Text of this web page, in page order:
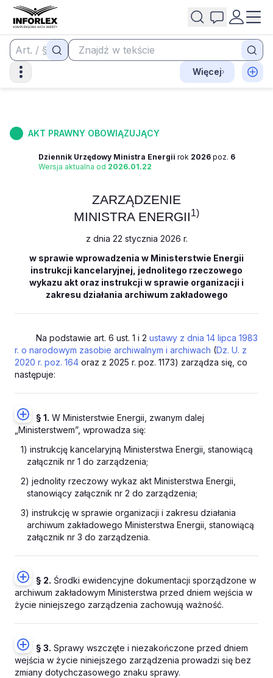
Więcej
AKT PRAWNY OBOWIĄZUJĄCY
Dziennik Urzędowy Ministra Energii rok 2026poz. 6
Wersja aktualna od 2026.01.22
ZARZĄDZENIE
MINISTRA ENERGII1)
z dnia 22 stycznia 2026 r.
w sprawie wprowadzenia w Ministerstwie Energii
instrukcji kancelaryjnej, jednolitego rzeczowego
wykazu akt oraz instrukcji w sprawie organizacji i
zakresu działania archiwum zakładowego
Na podstawie art. 6 ust. 1 i 2 ustawy z dnia 14 lipca 1983
r. o narodowym zasobie archiwalnym i archiwach (Dz. U. z
2020 r. poz. 164 oraz z 2025 r. poz. 1173) zarządza się, co
następuje:
§ 1. W Ministerstwie Energii, zwanym dalej
„Ministerstwem”, wprowadza się:
1) instrukcję kancelaryjną Ministerstwa Energii, stanowiącą
załącznik nr 1 do zarządzenia;
2) jednolity rzeczowy wykaz akt Ministerstwa Energii,
stanowiący załącznik nr 2 do zarządzenia;
3) instrukcję w sprawie organizacji i zakresu działania
archiwum zakładowego Ministerstwa Energii, stanowiącą
załącznik nr 3 do zarządzenia.
§ 2. Środki ewidencyjne dokumentacji sporządzone w
archiwum zakładowym Ministerstwa przed dniem wejścia w
życie niniejszego zarządzenia zachowują ważność.
§ 3. Sprawy wszczęte i niezakończone przed dniem
wejścia w życie niniejszego zarządzenia prowadzi się bez
zmiany dotychczasowego znaku sprawy.